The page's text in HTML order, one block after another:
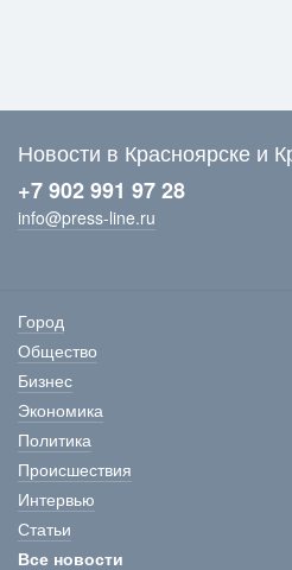
Новости в Красноярске и
+7 902 991 97 28
info@press-line.ru
Город
Общество
Бизнес
Экономика
Политика
Происшествия
Интервью
Статьи
Все новости